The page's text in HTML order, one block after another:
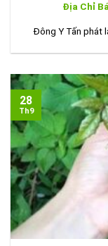
Địa Chỉ
Đông Y Tấn phát
28
Th9